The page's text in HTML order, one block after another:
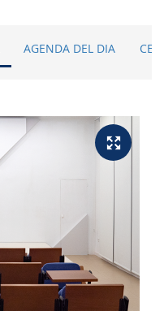
AGENDA DEL DIA